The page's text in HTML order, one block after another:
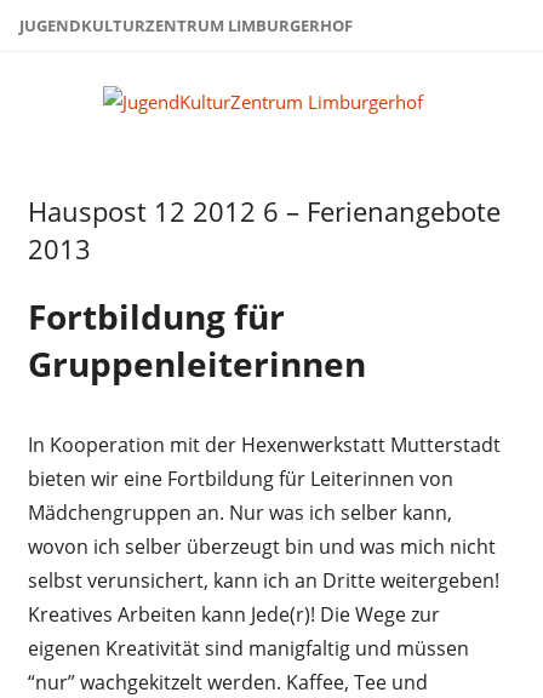
ZumJUGENDKULTURZENTRUM LIMBURGERHOF
Hauspost
12-2012
Hauspost 12 2012 6 – Ferienangebote
2013
Fortbildung für
Gruppenleiterinnen
In Kooperation mit der Hexenwerkstatt Mutterstadt
bieten wir eine Fortbildung für Leiterinnen von
Mädchengruppen an. Nur was ich selber kann,
wovon ich selber überzeugt bin und was mich nicht
selbst verunsichert, kann ich an Dritte weitergeben!
Kreatives Arbeiten kann Jede(r)! Die Wege zur
eigenen Kreativität sind manigfaltig und müssen
“nur” wachgekitzelt werden. Kaffee, Tee und